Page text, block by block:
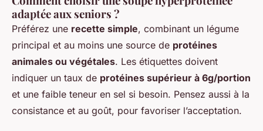
adaptée aux seniors ?
Préférez une recette simple, combinant un légume
principal et au moins une source de protéines
animales ou végétales. Les étiquettes doivent
indiquer un taux de protéines supérieur à 6g/portion
et une faible teneur en sel si besoin. Pensez aussi à la
consistance et au goût, pour favoriser l’acceptation.